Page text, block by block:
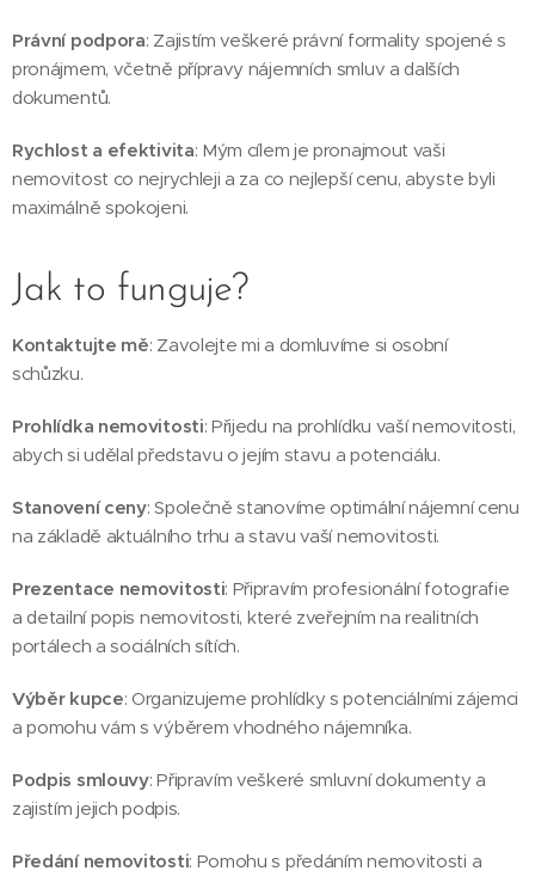
Právní podpora: Zajistím veškeré právní formality spojené s
pronájmem, včetně přípravy nájemních smluv a dalších
dokumentů.
Rychlost a efektivita: Mým cílem je pronajmout vaši
nemovitost co nejrychleji a za co nejlepší cenu, abyste byli
maximálně spokojeni.
Jak to funguje?
Kontaktujte mě: Zavolejte mi a domluvíme si osobní
schůzku.
Prohlídka nemovitosti: Přijedu na prohlídku vaší nemovitosti,
abych si udělal představu o jejím stavu a potenciálu.
Stanovení ceny: Společně stanovíme optimální nájemní cenu
na základě aktuálního trhu a stavu vaší nemovitosti.
Prezentace nemovitosti: Připravím profesionální fotografie
a detailní popis nemovitosti, které zveřejním na realitních
portálech a sociálních sítích.
Výběr kupce: Organizujeme prohlídky s potenciálními zájemci
a pomohu vám s výběrem vhodného nájemníka.
Podpis smlouvy: Připravím veškeré smluvní dokumenty a
zajistím jejich podpis.
Předání nemovitosti: Pomohu s předáním nemovitosti a